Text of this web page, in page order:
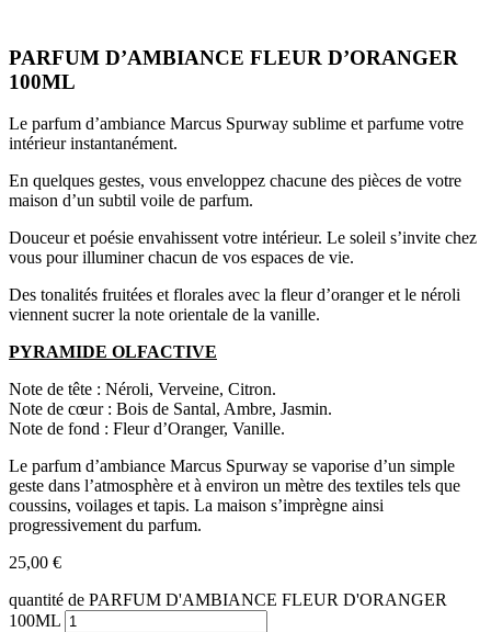
PARFUM D’AMBIANCE FLEUR D’ORANGER
100ML
Le parfum d’ambiance Marcus Spurway sublime et parfume votre
intérieur instantanément.
En quelques gestes, vous enveloppez chacune des pièces de votre
maison d’un subtil voile de parfum.
Douceur et poésie envahissent votre intérieur. Le soleil s’invite chez
vous pour illuminer chacun de vos espaces de vie.
Des tonalités fruitées et florales avec la fleur d’oranger et le néroli
viennent sucrer la note orientale de la vanille.
PYRAMIDE OLFACTIVE
Note de tête : Néroli, Verveine, Citron.
Note de cœur : Bois de Santal, Ambre, Jasmin.
Note de fond : Fleur d’Oranger, Vanille.
Le parfum d’ambiance Marcus Spurway se vaporise d’un simple
geste dans l’atmosphère et à environ un mètre des textiles tels que
coussins, voilages et tapis. La maison s’imprègne ainsi
progressivement du parfum.
25,00 €
quantité de PARFUM D'AMBIANCE FLEUR D'ORANGER
100ML